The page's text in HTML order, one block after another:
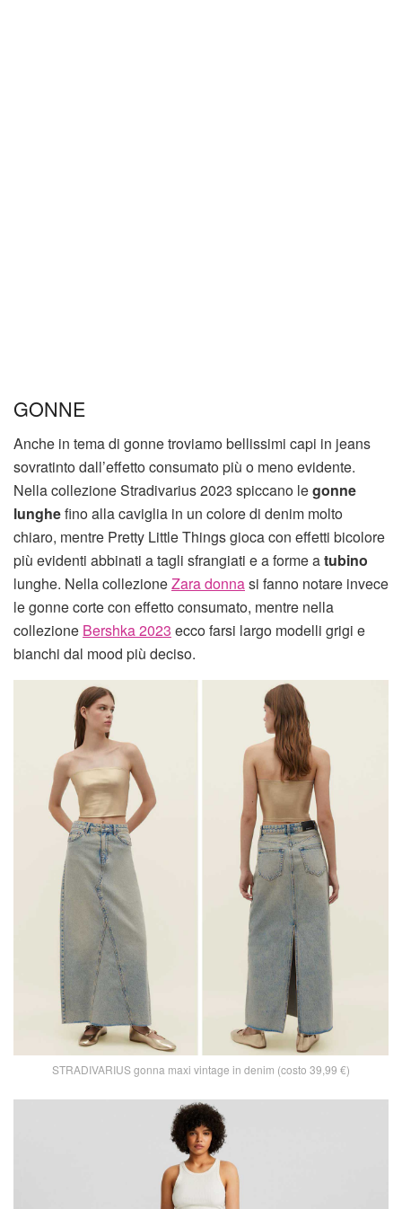
GONNE
Anche in tema di gonne troviamo bellissimi capi in jeans
sovratinto dall’effetto consumato più o meno evidente.
Nella collezione Stradivarius 2023 spiccano legonne
lunghefino alla caviglia in un colore di denim molto
chiaro, mentre Pretty Little Things gioca con effetti bicolore
più evidenti abbinati a tagli sfrangiati e a forme atubino
lunghe. Nella collezioneZara donnasi fanno notare invece
le gonne corte con effetto consumato, mentre nella
collezione Bershka 2023 ecco farsi largo modelli grigi e
bianchi dal mood più deciso.
STRADIVARIUS gonna maxi vintage in denim (costo 39,99 €)